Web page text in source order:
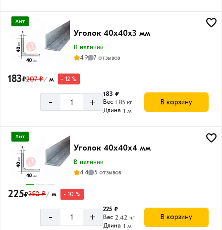
Хит
Уголок 40х40х3 мм
В наличии
4.9
7 отзывов
183₽207 ₽/ м - 12 %
- +
183 ₽
Вес 1.85 кг
Длина 1 м
В корзину
Хит
Уголок 40х40х4 мм
В наличии
4.4
5 отзывов
225₽250 ₽/ м - 10 %
- +
225 ₽
Вес 2.42 кг
Длина 1 м
В корзину